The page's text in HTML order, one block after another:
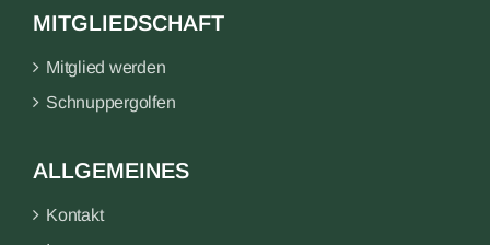
MITGLIEDSCHAFT
Mitglied werden
Schnuppergolfen
ALLGEMEINES
Kontakt